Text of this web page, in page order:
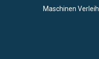
Maschinen Verleih